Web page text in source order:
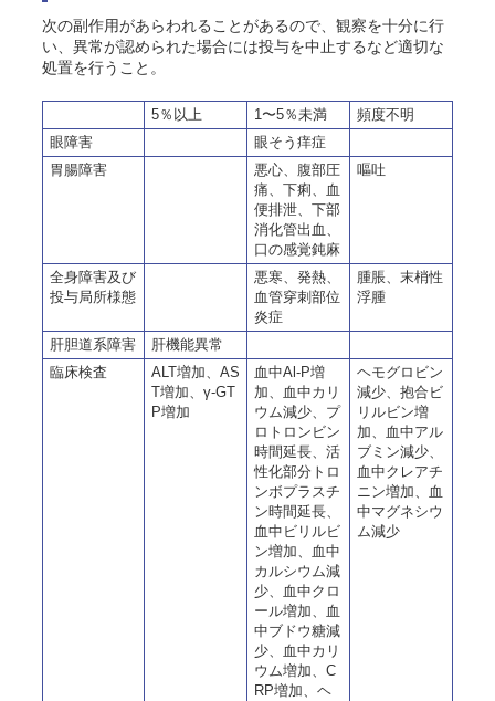
次の副作用があらわれることがあるので、観察を十分に行
い、異常が認められた場合には投与を中止するなど適切な
処置を行うこと。
5％以上 1〜5％未満
頻度不明
眼障害
眼そう痒症
胃腸障害
悪心、腹部圧
痛、下痢、血
便排泄、下部
消化管出血、
口の感覚鈍麻
嘔吐
全身障害及び
投与局所様態
悪寒、発熱、
血管穿刺部位
炎症
腫脹、末梢性
浮腫
肝胆道系障害
肝機能異常
臨床検査
ALT増加、AS
T増加、γ-GT
P増加
血中Al-P増
加、血中カリ
ウム減少、プ
ロトロンビン
時間延長、活
性化部分トロ
ンボプラスチ
ン時間延長、
血中ビリルビ
ン増加、血中
カルシウム減
少、血中クロ
ール増加、血
中ブドウ糖減
少、血中カリ
ウム増加、C
RP増加、ヘ
ヘモグロビン
減少、抱合ビ
リルビン増
加、血中アル
ブミン減少、
血中クレアチ
ニン増加、血
中マグネシウ
ム減少